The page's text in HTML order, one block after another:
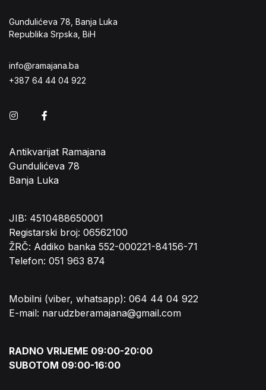
Gundulićeva 78, Banja Luka
Republika Srpska, BiH
info@ramajana.ba
+387 64 44 04 922
Instagram
Antikvarijat Ramajana
Gundulićeva 78
Banja Luka
JIB: 4510488650001
Registarski broj: 06562100
ŽRČ: Addiko banka 552-000221-84156-71
Telefon: 051 963 874
Mobilni (viber, whatsapp): 064 44 04 922
E-mail: narudzberamajana@gmail.com
RADNO VRIJEME 09:00-20:00
SUBOTOM 09:00-16:00